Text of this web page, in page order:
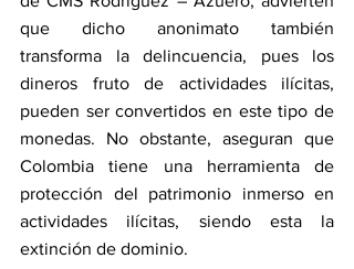
que dicho anonimato también
transforma la delincuencia, pues los
dineros fruto de actividades ilícitas,
pueden ser convertidos en este tipo de
monedas. No obstante, aseguran que
Colombia tiene una herramienta de
protección del patrimonio inmerso en
actividades ilícitas, siendo esta la
extinción de dominio.